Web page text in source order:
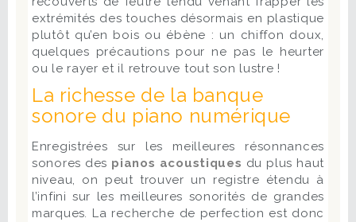
extrémités des touches désormais en plastique
plutôt qu’en bois ou ébène : un chiffon doux,
quelques précautions pour ne pas le heurter
ou le rayer et il retrouve tout son lustre !
La richesse de la banque
sonore du piano numérique
Enregistrées sur les meilleures résonnances
sonores des pianos acoustiques du plus haut
niveau, on peut trouver un registre étendu à
l’infini sur les meilleures sonorités de grandes
marques. La recherche de perfection est donc